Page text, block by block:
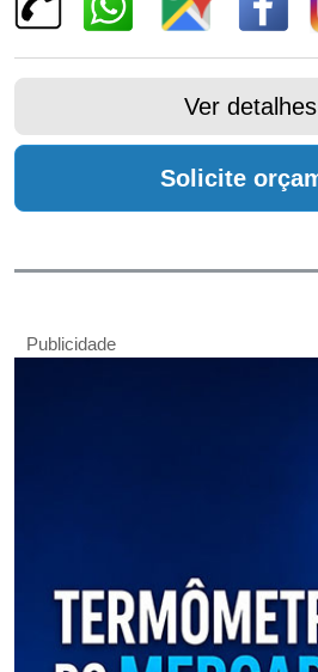
Ver detalhes
Solicite
Publicidade